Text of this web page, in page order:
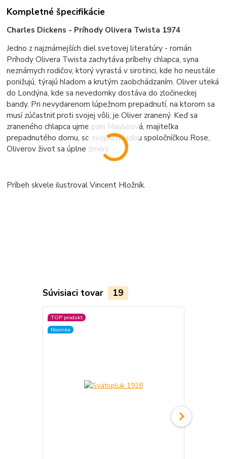
Kompletné špecifikácie
Charles Dickens - Príhody Olivera Twista 1974
Jedno z najznámejších diel svetovej literatúry - román
Príhody Olivera Twista zachytáva príbehy chlapca, syna
neznámych rodičov, ktorý vyrastá v sirotinci, kde ho neustále
ponižujú, týrajú hladom a krutým zaobchádzaním. Oliver uteká
do Londýna, kde sa nevedomky dostáva do zločineckej
bandy. Pri nevydarenom lúpežnom prepadnutí, na ktorom sa
musí zúčastniť proti svojej vôli, je Oliver zranený. Keď sa
zraneného chlapca ujme pani Maylieová, majiteľka
prepadnutého domu, so svojou mladou spoločníčkou Rose,
Oliverov život sa úplne zmení.
Príbeh skvele ilustroval Vincent Hložník.
Súvisiaci tovar 19
TOP produkt
Novinka